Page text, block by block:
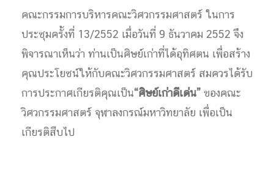
คณะกรรมการบริหารคณะวิศวกรรมศาสตร์ ในการ
ประชุมครั้งที่ 13/2552 เมื่อวันที่ 9 ธันวาคม 2552 จึง
พิจารณาเห็นว่า ท่านเป็นศิษย์เก่าที่ได้อุทิศตน เพื่อสร้าง
คุณประโยชน์ให้กับคณะวิศวกรรมศาสตร์ สมควรได้รับ
การประกาศเกียรติคุณเป็น“ศิษย์เก่าดีเด่น”ของคณะ
วิศวกรรมศาสตร์ จุฬาลงกรณ์มหาวิทยาลัย เพื่อเป็น
เกียรติสืบไป